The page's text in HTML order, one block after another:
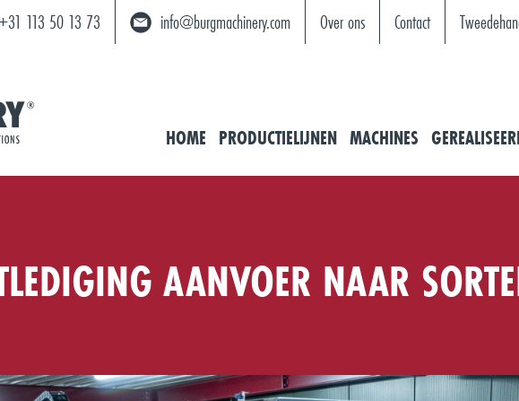
113 50 13 73 info@burgmachinery.com Over ons Contact
HOME PRODUCTIELIJNEN MACHINES
AANVOER NAAR